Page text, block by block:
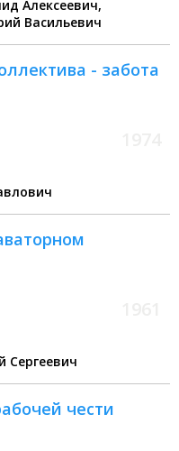
Алексеевич,
Васильевич
- забота
Сергеевич
чести